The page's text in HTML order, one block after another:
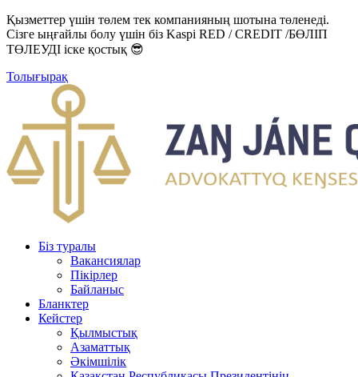
Қызметтер үшін төлем тек компанияның шотына төленеді.
Сізге ыңғайлы болу үшін біз Kaspi RED / CREDIT /БӨЛІП
ТӨЛЕУДІ іске қостық 😎
Толығырақ
Біз туралы
Вакансиялар
Пікірлер
Байланыс
Бланктер
Кейстер
Қылмыстық
Азаматтық
Әкімшілік